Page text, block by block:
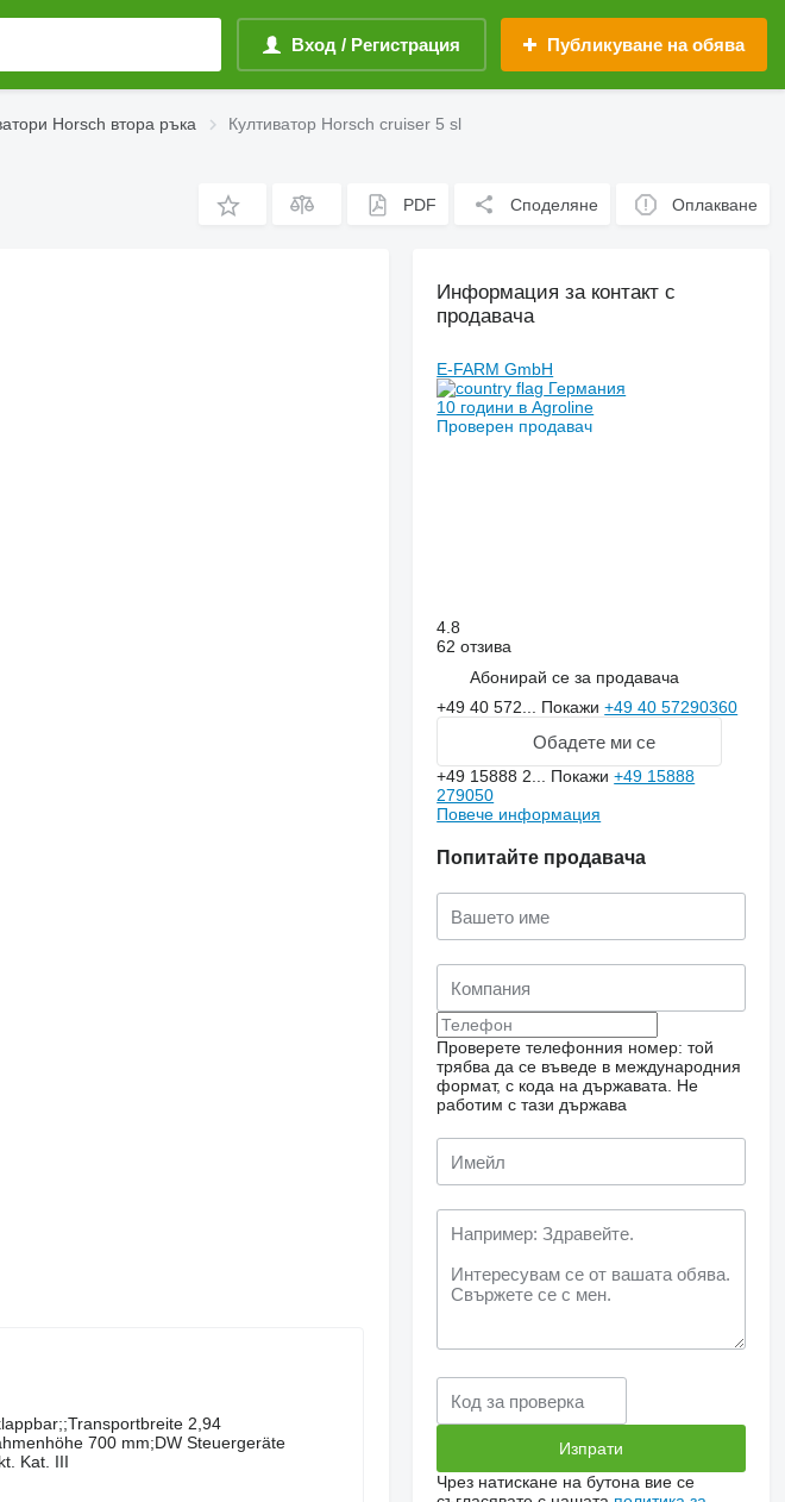
Вход / Регистрация Публикуване на обява
Horsch втора ръка Култиватор Horsch cruiser 5 sl
PDF Споделяне Оплакване
2,94
700 mm;DW Steuergeräte
Kat. III
Информация за контакт с
продавача
E-FARM GmbH
Германия
10 години в Agroline
Проверен продавач
4.8
62 отзива
Абонирай се за продавача
+49 40 572... Покажи+49 40 57290360
Обадете ми се
+49 15888 2... Покажи+49 15888
279050
Повече информация
Попитайте продавача
Проверете телефонния номер: той
трябва да се въведе в международния
формат, с кода на държавата.
Не
работим с тази държава
Чрез натискане на бутона вие се